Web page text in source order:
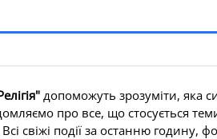
допоможуть зрозуміти, яка
про все, що стосується
свіжі події за останню годину,